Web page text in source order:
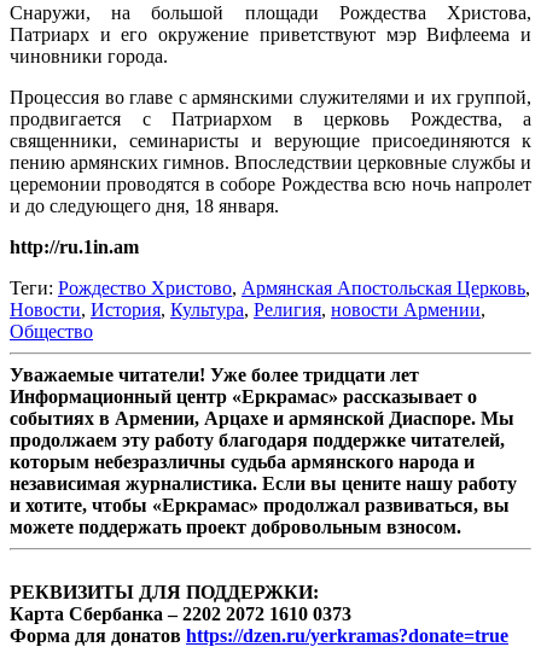
Снаружи, на большой площади Рождества Христова,
Патриарх и его окружение приветствуют мэр Вифлеема и
чиновники города.
Процессия во главе с армянскими служителями и их группой,
продвигается с Патриархом в церковь Рождества, а
священники, семинаристы и верующие присоединяются к
пению армянских гимнов. Впоследствии церковные службы и
церемонии проводятся в соборе Рождества всю ночь напролет
и до следующего дня, 18 января.
http://ru.1in.am
Теги: Рождество Христово, Армянская Апостольская Церковь,
Новости, История, Культура, Религия, новости Армении,
Общество
Уважаемые читатели! Уже более тридцати лет
Информационный центр «Еркрамас» рассказывает о
событиях в Армении, Арцахе и армянской Диаспоре. Мы
продолжаем эту работу благодаря поддержке читателей,
которым небезразличны судьба армянского народа и
независимая журналистика. Если вы цените нашу работу
и хотите, чтобы «Еркрамас» продолжал развиваться, вы
можете поддержать проект добровольным взносом.
РЕКВИЗИТЫ ДЛЯ ПОДДЕРЖКИ:
Карта Сбербанка – 2202 2072 1610 0373
Форма для донатов https://dzen.ru/yerkramas?donate=true